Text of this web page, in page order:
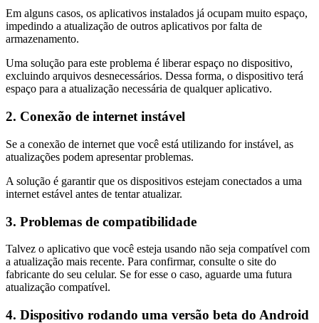
Em alguns casos, os aplicativos instalados já ocupam muito espaço,
impedindo a atualização de outros aplicativos por falta de
armazenamento.
Uma solução para este problema é liberar espaço no dispositivo,
excluindo arquivos desnecessários. Dessa forma, o dispositivo terá
espaço para a atualização necessária de qualquer aplicativo.
2. Conexão de internet instável
Se a conexão de internet que você está utilizando for instável, as
atualizações podem apresentar problemas.
A solução é garantir que os dispositivos estejam conectados a uma
internet estável antes de tentar atualizar.
3. Problemas de compatibilidade
Talvez o aplicativo que você esteja usando não seja compatível com
a atualização mais recente. Para confirmar, consulte o site do
fabricante do seu celular. Se for esse o caso, aguarde uma futura
atualização compatível.
4. Dispositivo rodando uma versão beta do Android